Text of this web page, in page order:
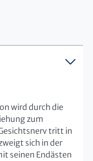
wird durch die
zum
tritt in
sich in der
seinen Endästen